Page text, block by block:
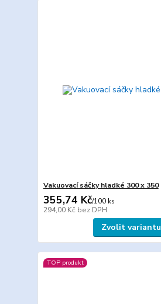
Vakuovací sáčky hladké 300 x 350
355,74 Kč/100 ks
294,00 Kč bez DPH
Zvolit variantu
TOP produkt